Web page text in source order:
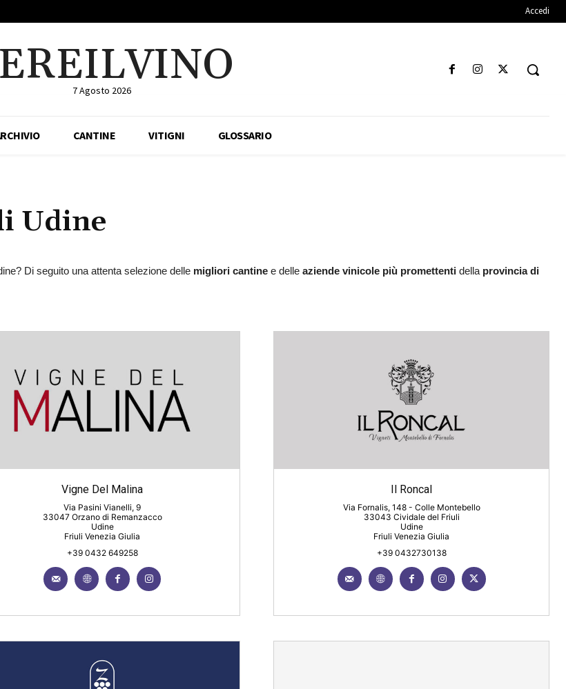
Accedi
7 Agosto 2026
CANTINE VITIGNI GLOSSARIO
Udine
Di seguito una attenta selezione delle migliori cantine e delle aziende vinicole più promettenti della provincia di
Vigne Del Malina
Via Pasini Vianelli, 9
33047 Orzano di Remanzacco
Udine
Friuli Venezia Giulia
+39 0432 649258
Il Roncal
Via Fornalis, 148 - Colle Montebello
33043 Cividale del Friuli
Udine
Friuli Venezia Giulia
+39 0432730138